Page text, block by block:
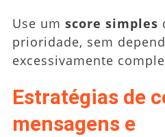
Use um score simples
prioridade, sem
excessivamente
Estratégias de
mensagens e